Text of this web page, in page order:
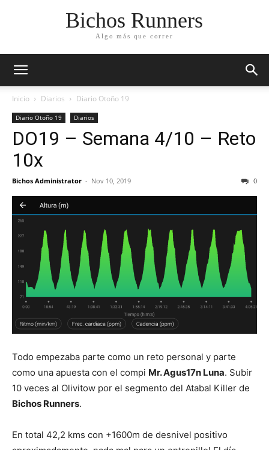
Bichos Runners
Algo más que correr
Inicio Diarios Diario Otoño 19
Diario Otoño 19 Diarios
DO19 – Semana 4/10 – Reto
10x
Bichos Administrator - Nov 10, 2019 0
Todo empezaba parte como un reto personal y parte
como una apuesta con el compi Mr. Agus17n Luna. Subir
10 veces al Olivitow por el segmento del Atabal Killer de
Bichos Runners.
En total 42,2 kms con +1600m de desnivel positivo